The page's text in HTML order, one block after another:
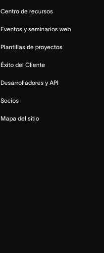
Centro de recursos
Eventos y seminarios web
Plantillas de proyectos
Éxito del Cliente
Desarrolladores y API
Socios
Mapa del sitio